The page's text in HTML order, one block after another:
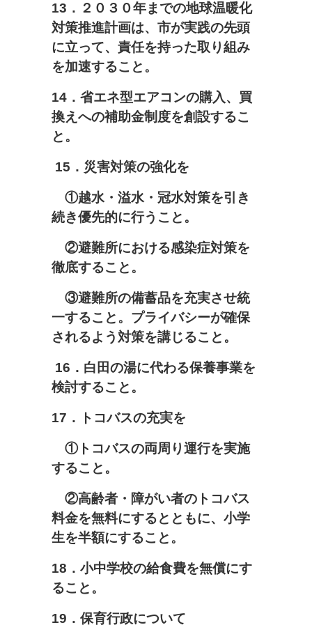
13 ．２０３０年までの地球温暖化
対策推進計画は、市が実践の先頭
に立って、責任を持った取り組み
を加速すること。
14 ．省エネ型エアコンの購入、買
換えへの補助金制度を創設するこ
と。
15 ．災害対策の強化を
①越水・溢水・冠水対策を引き
続き優先的に行うこと。
②避難所における感染症対策を
徹底すること。
③避難所の備蓄品を充実させ統
一すること。プライバシーが確保
されるよう対策を講じること。
16 ．白田の湯に代わる保養事業を
検討すること。
17 ．トコバスの充実を
①トコバスの両周り運行を実施
すること。
②高齢者・障がい者のトコバス
料金を無料にするとともに、小学
生を半額にすること。
18 ．小中学校の給食費を無償にす
ること。
19 ．保育行政について